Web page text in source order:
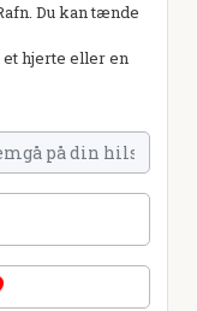
Du kan tænde
hjerte eller en